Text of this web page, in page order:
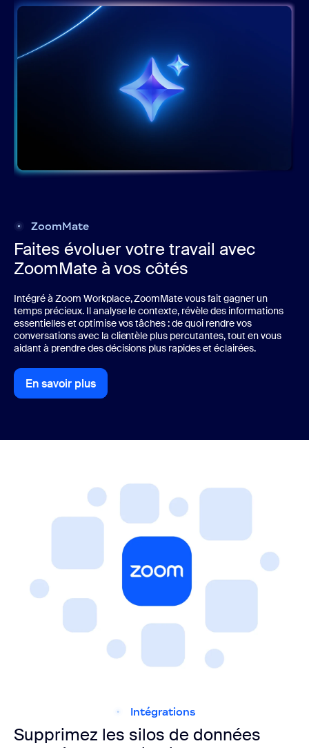
ZoomMate
Faites évoluer votre travail avec
ZoomMate à vos côtés
Intégré à Zoom Workplace, ZoomMate vous fait gagner un
temps précieux. Il analyse le contexte, révèle des informations
essentielles et optimise vos tâches : de quoi rendre vos
conversations avec la clientèle plus percutantes, tout en vous
aidant à prendre des décisions plus rapides et éclairées.
En savoir plus
En savoir plus
Intégrations
Supprimez les silos de données